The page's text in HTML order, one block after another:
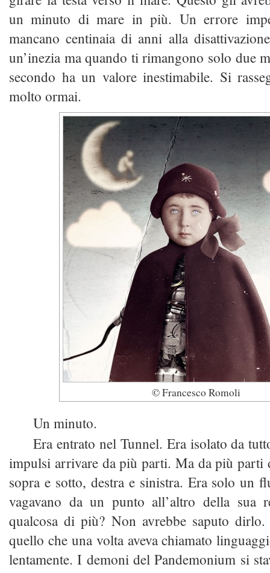
un minuto di mare in più. Un errore
mancano centinaia di anni alla
un’inezia ma quando ti rimangono solo due
secondo ha un valore inestimabile. Si
molto ormai.
© Francesco Romoli
Un minuto.
Era entrato nel Tunnel. Era isolato da
impulsi arrivare da più parti. Ma da più parti
sopra e sotto, destra e sinistra. Era solo un
vagavano da un punto all’altro della sua
qualcosa di più? Non avrebbe saputo
quello che una volta aveva chiamato
lentamente. I demoni del Pandemonium si